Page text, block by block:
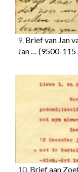
9. Brief van Jan
Jan … (9500-115
10. Brief aan